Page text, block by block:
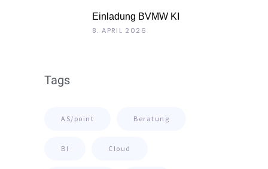
Einladung BVMW KI
Roadshow 2026: KI im Kontext
8. APRIL 2026
Tags
AS/point Beratung
BI Cloud